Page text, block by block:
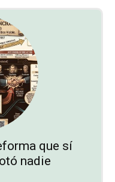
que sí
nadie